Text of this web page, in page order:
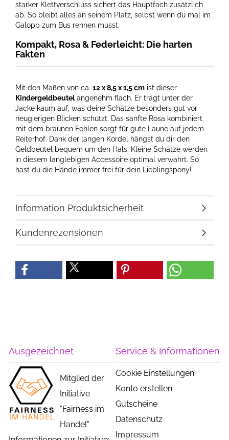
starker Klettverschluss sichert das Hauptfach zusätzlich
ab. So bleibt alles an seinem Platz, selbst wenn du mal im
Galopp zum Bus rennen musst.
Kompakt, Rosa & Federleicht: Die harten
Fakten
Mit den Maßen von ca. 12 x 8,5 x 1,5 cm ist dieser
Kindergeldbeutelangenehm flach. Er trägt unter der
Jacke kaum auf, was deine Schätze besonders gut vor
neugierigen Blicken schützt. Das sanfte Rosa kombiniert
mit dem braunen Fohlen sorgt für gute Laune auf jedem
Reiterhof. Dank der langen Kordel hängst du dir den
Geldbeutel bequem um den Hals. Kleine Schätze werden
in diesem langlebigen Accessoire optimal verwahrt. So
hast du die Hände immer frei für dein Lieblingspony!
Information Produktsicherheit
Kundenrezensionen
Ausgezeichnet
Mitglied der
Initiative
"Fairness im
Handel"
Service & Informationen
Cookie Einstellungen
Konto erstellen
Gutscheine
Datenschutz
Impressum